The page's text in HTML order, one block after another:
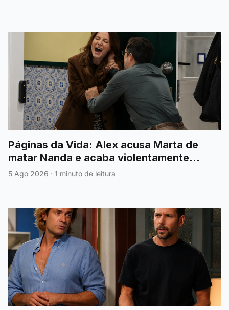
Páginas da Vida: Alex acusa Marta de
matar Nanda e acaba violentamente
agredido
5 Ago 2026 · 1 minuto de leitura